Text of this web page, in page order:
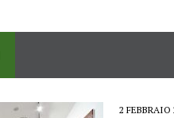
2 FEBBRAIO